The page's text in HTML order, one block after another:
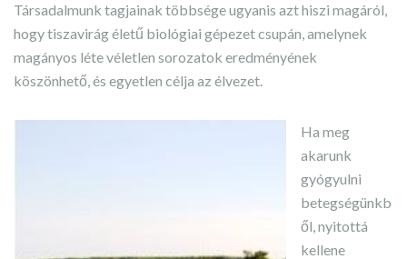
Társadalmunk tagjainak többsége ugyanis azt hiszi magáról,
hogy tiszavirág életű biológiai gépezet csupán, amelynek
magányos léte véletlen sorozatok eredményének
köszönhető, és egyetlen célja az élvezet.
Ha meg
akarunk
gyógyulni
betegségünkb
ől, nyitottá
kellene